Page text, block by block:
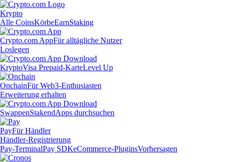
Krypto
Alle CoinsKörbeEarnStaking
Crypto.com AppFür alltägliche Nutzer
Loslegen
KryptoVisa Prepaid-KarteLevel Up
OnchainFür Web3-Enthusiasten
Erweiterung erhalten
SwappenStakendApps durchsuchen
PayFür Händler
Händler-Registrierung
Pay-TerminalPay SDKeCommerce-PluginsVorhersagen